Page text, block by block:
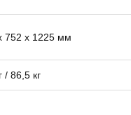
752 x 1225 мм
/ 86,5 кг